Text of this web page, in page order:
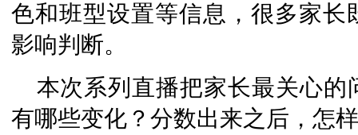
色和班型设置等信息，很多家
影响判断。
本次系列直播把家长最关心
有哪些变化？分数出来之后，怎